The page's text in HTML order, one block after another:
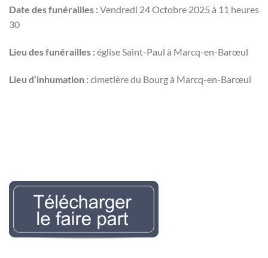
Date des funérailles :Vendredi 24 Octobre 2025 à 11 heures
30
Lieu des funérailles :église Saint-Paul à Marcq-en-Barœul
Lieu d’inhumation :cimetière du Bourg à Marcq-en-Barœul